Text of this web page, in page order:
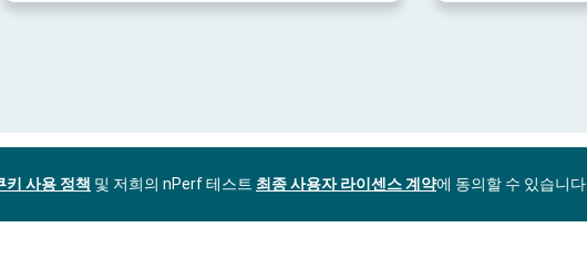
키 사용 정책 및 저희의 nPerf 테스트 최종 사용자 라이센스 계약에 동의할 수 있습니다.